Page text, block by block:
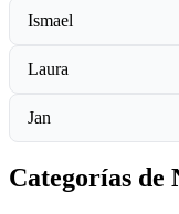
Ismael
Laura
Jan
Categorías de